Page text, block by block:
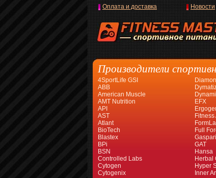
Оплата и доставка Новости
Производители
4SportLife GSI
ABB
American Muscle
AMT Nutrition
API
AST
Atlant
BioTech
Blastex
BPi
BSN
Controlled Labs
Cytogen
Cytogenix
EFX
Full
GAT
Hansa
Herbal
Hyper
Inner